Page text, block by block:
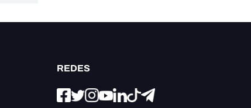
REDES